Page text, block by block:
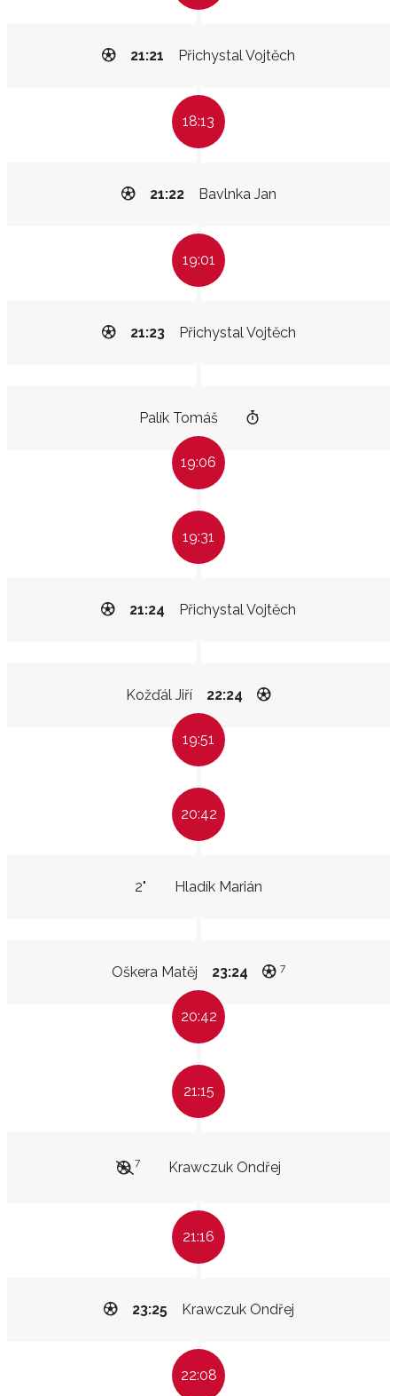
Přichystal Vojtěch
21:21
18:13
Bavlnka Jan
21:22
19:01
Přichystal Vojtěch
21:23
Palík Tomáš
19:06
19:31
Přichystal Vojtěch
21:24
Kožďál Jiří 22:24
19:51
20:42
Hladík Marián
2"
Oškera Matěj 23:24 7
20:42
21:15
Krawczuk Ondřej
7
21:16
Krawczuk Ondřej
23:25
22:08